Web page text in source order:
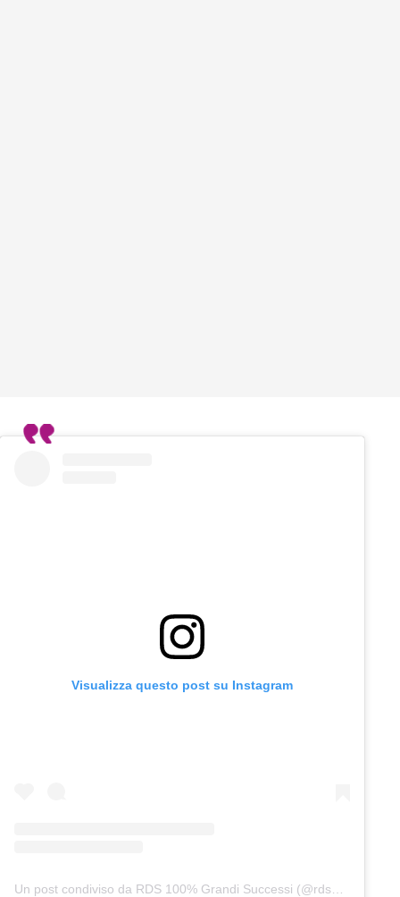
Visualizza questo post su Instagram